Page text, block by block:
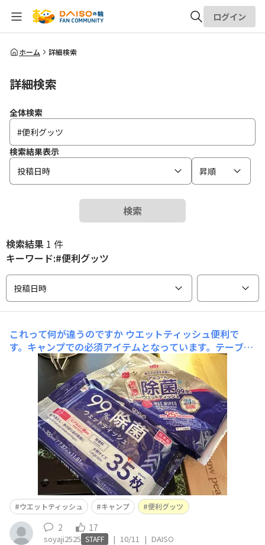
全体検索
ログイン
ホーム 詳細検索
詳細検索
全体検索
検索結果表示
投稿日時
昇順
検索
検索結果 1 件
キーワード:#便利グッツ
投稿日時
これって何が違うのですか ウエットティッシュ便利で
す。キャンプでの必須アイテムとなっています。テーブル
拭いたり、鍋類や食器を拭いたり、テーブルや椅子の撤収
時の汚れ落とし等々大活躍してます。写真の2品、ほぼ同
じ商品と思いますが枚数が異なっています。違いは枚数以
外にもあるのでしょうか？
ウエットティッシュ キャンプ 便利グッツ
2 17
soyaji2525 STAFF | 10/11 | DAISO